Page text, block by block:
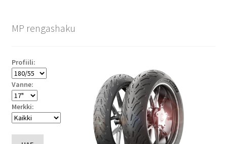
MP rengashaku
Profiili:
Vanne:
Merkki: